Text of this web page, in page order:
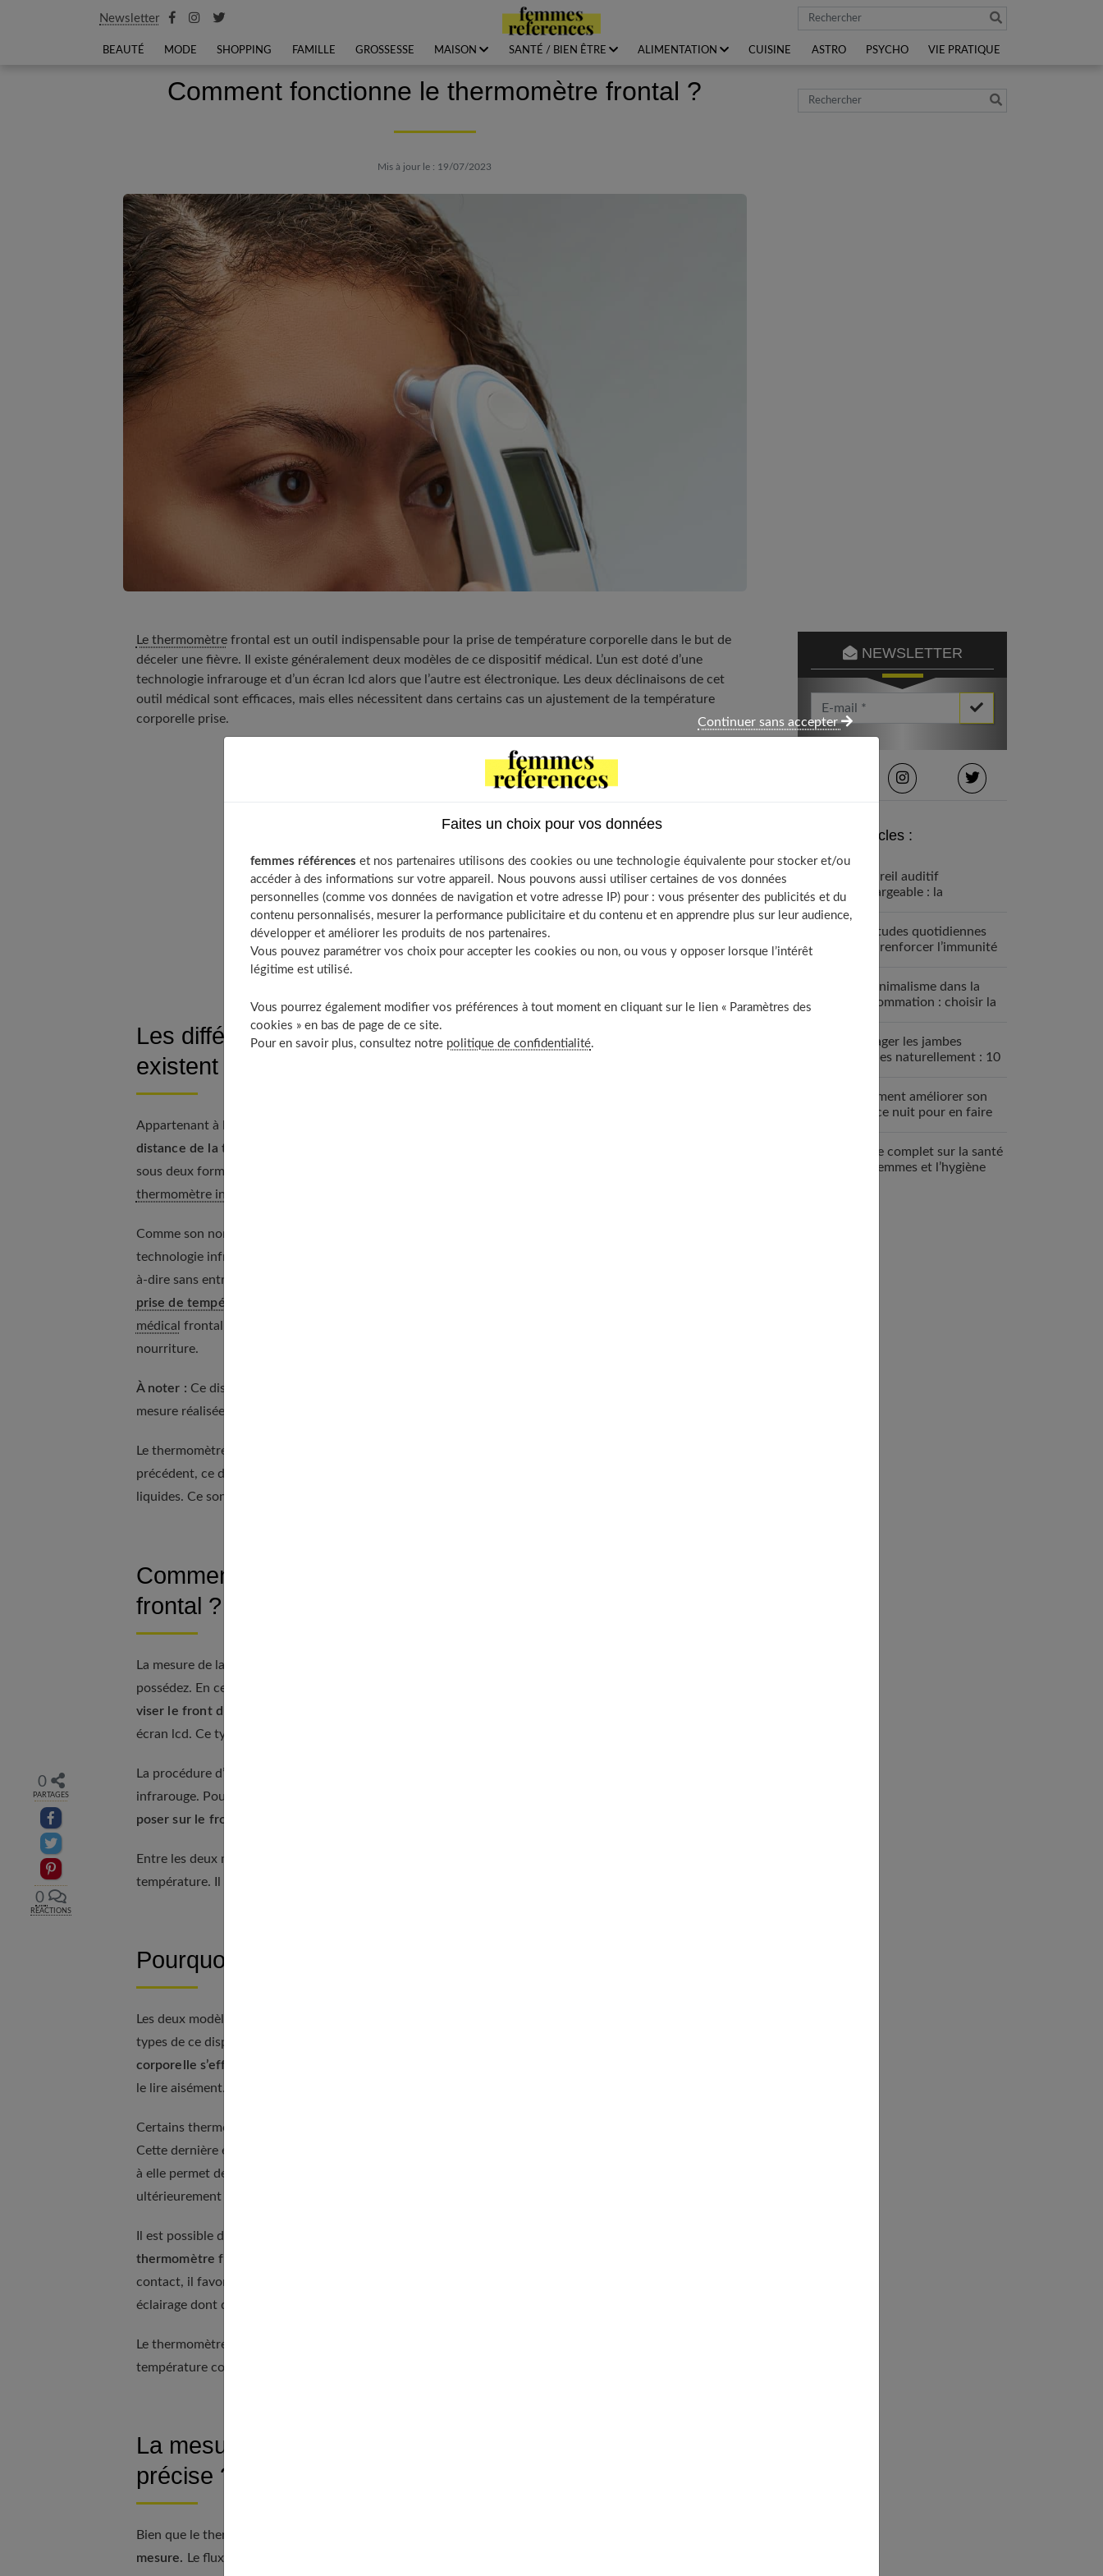
Newsletter Rechercher
BEAUTÉ MODE SHOPPING FAMILLE GROSSESSE MAISON SANTÉ / BIEN ÊTRE ALIMENTATION CUISINE ASTRO PSYCHO VIE PRATIQUE
Comment fonctionne le thermomètre frontal ?
Mis à jour le : 19/07/2023
Le thermomètrefrontal est un outil indispensable pour la prise de température corporelle dans le but de
déceler une fièvre. Il existe généralement deux modèles de ce dispositif médical. L’un est doté d’une
technologie infrarouge et d’un écran lcd alors que l’autre est électronique. Les deux déclinaisons de cet
outil médical sont efficaces, mais elles nécessitent dans certains cas un ajustement de la température
corporelle prise.
0
PARTAGES
Partager sur facebook
Partager sur Twitter
Epingler sur Pinterest
0
RÉACTIONS
Les différentes catégories de thermomètres frontaux qui existent
Pourquoi opter pour un thermomètre frontal ?
La mesure d’un thermomètre frontal est-elle toujours précise ?
Choisir un bon thermomètre frontal
À découvrir aussi
Les différentes catégories de thermomètres frontaux qui
existent
Appartenant à la catégorie des
distance de la température corporelle.
sous deux formes. Cet appareil dédié à la prise de température frontale s’apparente sous forme de
thermomètre infrarouge
Comme son nom l’indique, le thermomètre infrarouge mesure la température corporelle grâce à la
technologie infrarouge. Il est souvent à affichage numérique et mesure la température à distance, c’est-
à-dire sans entrer en contact direct avec le corps. Ce modèle de thermomètre frontal est l’
prise de température d’un bébé
médical frontal doté de la technologie infrarouge mesure la
nourriture.
À noter : Ce dispositif est parfois équipé d’une fonction mémoire qui sauvegarde la valeur de chaque
mesure réalisée.
Le thermomètre frontal électronique nécessite le contact avec le front. Contrairement au modèle
précédent, ce dispositif médical à affichage numérique fonctionne à l’aide de piles et de cristaux
liquides. Ce sont ces derniers qui mesurent la température corporelle.
Comment mesurer la température avec le thermomètre
frontal ?
La mesure de la température corporelle avec le thermomètre frontal dépend du modèle que vous
possédez. En ce qui concerne le modèle sans contact équipé de la technologie infrarouge,
viser le front du malade
écran lcd. Ce type de thermomètre est très apprécié pour la meilleure précision de mesure qu’elle offre.
La procédure d’utilisation du thermomètre électronique frontal est contraire à celle du modèle à
infrarouge. Pour mesurer la température corporelle avec ce dispositif médical,
poser sur le front.
Entre les deux modèles, le thermomètre frontal infrarouge est celui le plus recommandé pour la prise de
température. Il permet de déceler rapidement une fièvre.
Pourquoi opter pour un thermomètre frontal ?
Les deux modèles de thermomètre frontal nécessitent peu de manipulation contrairement aux autres
types de ce dispositif médical.
corporelle s’effectue
le lire aisément.
Certains thermomètres possèdent une fonction mémoire et une alarme visuelle qui sert d’alerte fièvre.
Cette dernière émet un bip sonore et visuel lorsque la fièvre est très élevée. La fonction mémoire quant
à elle permet de sauvegarder la valeur de chaque mesure réalisée. Vous pouvez alors les utiliser
ultérieurement pour vérifier l’évolution de la fièvre.
Il est possible de trouver un thermomètre à la fois frontal et
thermomètre frontal est pratique et son utilisation est confortable.
contact, il favorise la prise de température corporelle du bébé, même quand il dort. Grâce au rétro-
éclairage dont disposent certains de ces appareils, vous pouvez lire la mesure la nuit.
Le thermomètre frontal, qu’il soit électronique ou infrarouge, fournit des données assez précises sur la
température corporelle.
La mesure d’un thermomètre frontal est-elle toujours
précise ?
Bien que le thermomètre frontal soit un dispositif médical assez précis,
mesure. Le flux de la température corporelle varie en effet selon plusieurs facteurs.
Rechercher
NEWSLETTER
Votre Email *
Derniers articles :
Appareil auditif
rechargeable : la
Habitudes quotidiennes
pour renforcer l’immunité
Le minimalisme dans la
consommation : choisir la
Soulager les jambes
lourdes naturellement : 10
Comment améliorer son
espace nuit pour en faire
Guide complet sur la santé
des femmes et l’hygiène
Faites un choix pour vos données
femmes références et nos partenaires utilisons des cookies ou une technologie équivalente pour stocker et/ou
accéder à des informations sur votre appareil. Nous pouvons aussi utiliser certaines de vos données
personnelles (comme vos données de navigation et votre adresse IP) pour : vous présenter des publicités et du
contenu personnalisés, mesurer la performance publicitaire et du contenu et en apprendre plus sur leur audience,
développer et améliorer les produits de nos partenaires.
Vous pouvez paramétrer vos choix pour accepter les cookies ou non, ou vous y opposer lorsque l’intérêt
légitime est utilisé.
Vous pourrez également modifier vos préférences à tout moment en cliquant sur le lien « Paramètres des
cookies » en bas de page de ce site.
Pour en savoir plus, consultez notre politique de confidentialité.
Continuer sans accepter